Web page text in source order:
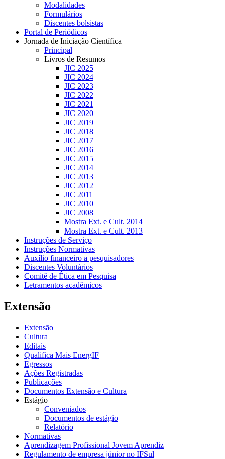
Modalidades
Formulários
Discentes bolsistas
Portal de Periódicos
Jornada de Iniciação Científica
Principal
Livros de Resumos
JIC 2025
JIC 2024
JIC 2023
JIC 2022
JIC 2021
JIC 2020
JIC 2019
JIC 2018
JIC 2017
JIC 2016
JIC 2015
JIC 2014
JIC 2013
JIC 2012
JIC 2011
JIC 2010
JIC 2008
Mostra Ext. e Cult. 2014
Mostra Ext. e Cult. 2013
Instruções de Serviço
Instruções Normativas
Auxílio financeiro a pesquisadores
Discentes Voluntários
Comitê de Ética em Pesquisa
Letramentos acadêmicos
Extensão
Extensão
Cultura
Editais
Qualifica Mais EnergIF
Egressos
Ações Registradas
Publicações
Documentos Extensão e Cultura
Estágio
Conveniados
Documentos de estágio
Relatório
Normativas
Aprendizagem Profissional Jovem Aprendiz
Regulamento de empresa júnior no IFSul